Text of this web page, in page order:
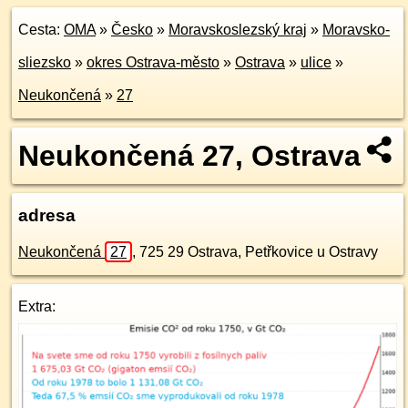
Cesta: OMA» Česko » Moravskoslezský kraj » Moravsko-
sliezsko » okres Ostrava-město » Ostrava » ulice »
Neukončená » 27
Neukončená 27, Ostrava
adresa
Neukončená 27 , 725 29 Ostrava, Petřkovice u Ostravy
Extra: